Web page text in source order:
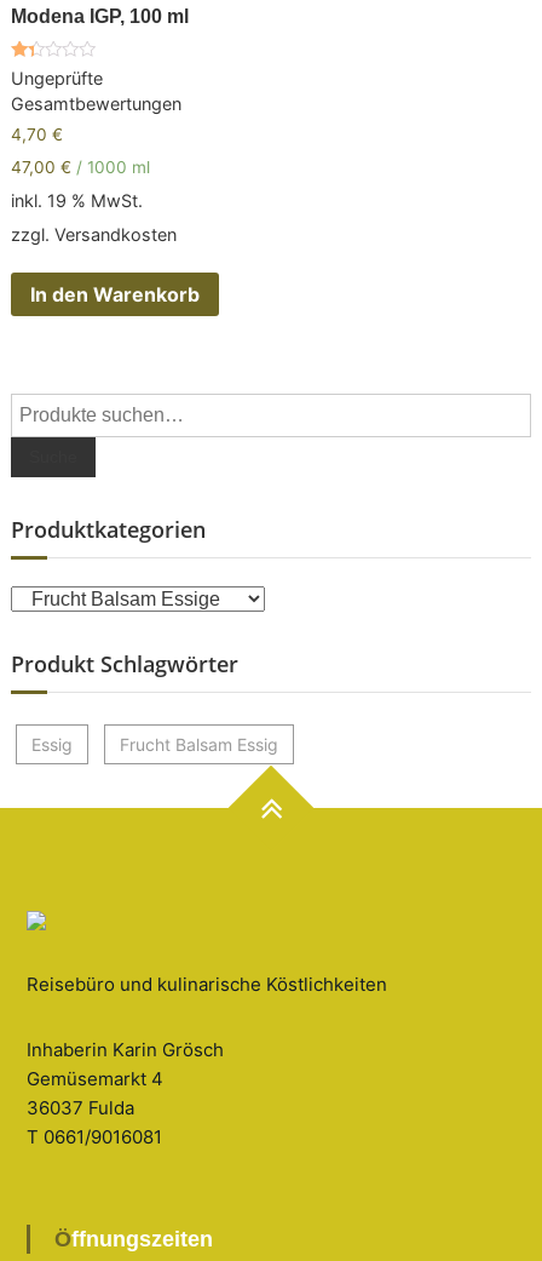
Modena IGP, 100 ml
Bewertet
mit
1.30
5
Ungeprüfte
Gesamtbewertungen
4,70 €
47,00 € / 1000 ml
inkl. 19 % MwSt.
zzgl. Versandkosten
In den Warenkorb
Suche
nach:
Produktkategorien
Produkt Schlagwörter
Essig Frucht Balsam Essig
Reisebüro und kulinarische Köstlichkeiten
Inhaberin Karin Grösch
Gemüsemarkt 4
36037 Fulda
T 0661/9016081
Öffnungszeiten